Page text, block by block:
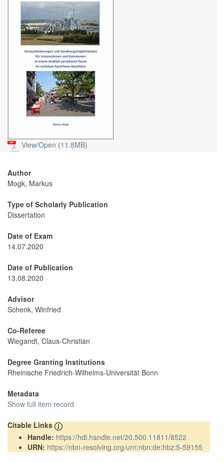
View/Open (11.8MB)
Author
Mogk, Markus
Type of Scholarly Publication
Dissertation
Date of Exam
14.07.2020
Date of Publication
13.08.2020
Advisor
Schenk, Winfried
Co-Referee
Wiegandt, Claus-Christian
Degree Granting Institutions
Rheinische Friedrich-Wilhelms-Universität Bonn
Metadata
Show full item record
Citable Links
Handle: https://hdl.handle.net/20.500.11811/8522
URN: https://nbn-resolving.org/urn:nbn:de:hbz:5-59155